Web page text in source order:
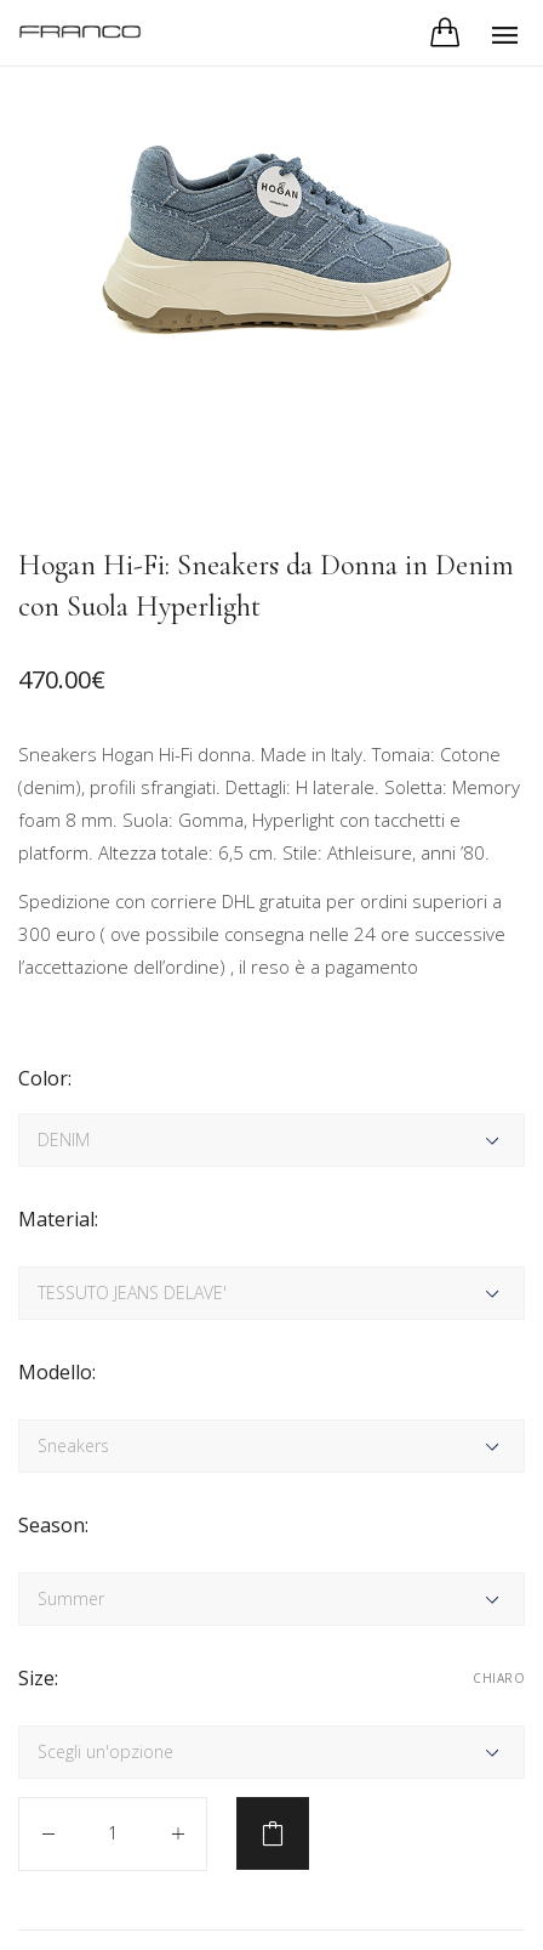
Hogan Hi-Fi: Sneakers da Donna in Denim
con Suola Hyperlight
470.00€
Sneakers Hogan Hi-Fi donna. Made in Italy. Tomaia: Cotone
(denim), profili sfrangiati. Dettagli: H laterale. Soletta: Memory
foam 8 mm. Suola: Gomma, Hyperlight con tacchetti e
platform. Altezza totale: 6,5 cm. Stile: Athleisure, anni ’80.
Spedizione con corriere DHL gratuita per ordini superiori a
300 euro ( ove possibile consegna nelle 24 ore successive
l’accettazione dell’ordine) , il reso è a pagamento
Color:
Material:
Modello:
Season:
Size: CHIARO